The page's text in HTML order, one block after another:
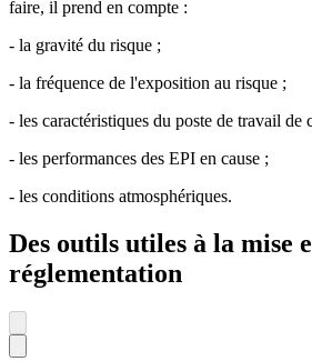
faire, il prend en compte :
- la gravité du risque ;
- la fréquence de l'exposition au risque ;
- les caractéristiques du poste de travail de
- les performances des EPI en cause ;
- les conditions atmosphériques.
Des outils utiles à la mise
réglementation